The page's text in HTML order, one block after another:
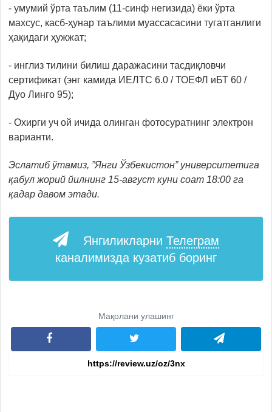
- умумий ўрта таълим (11-синф негизида) ёки ўрта
махсус, касб-ҳунар таълими муассасасини тугатганлиги
ҳақидаги ҳужжат;
- инглиз тилини билиш даражасини тасдиқловчи
сертификат (энг камида ИЕЛТС 6.0 / ТОЕФЛ иБТ 60 /
Дуо Линго 95);
- Охирги уч ой ичида олинган фотосуратнинг электрон
варианти.
Эслатиб ўтамиз, ”Янги Ўзбекистон” университетига
қабул жорий йилнинг 15-август куни соат 18:00 га
қадар давом этади.
Янгиликларни Телеграм
каналимизда кузатиб боринг
Мақолани улашинг